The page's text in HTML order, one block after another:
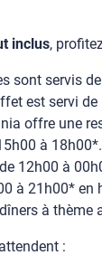
inclus,
sont servis
est servi
offre une
à 18h00*.
12h00 à
à 21h00*
à
: